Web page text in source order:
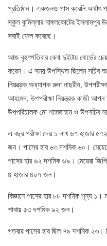
প্রতিষ্ঠান। একজনও পাস করেনি অর্থাৎ
স্কুল কুমিল্লার নাঙ্গলকোটের ইসলামপুর
সবাই ফেল করেছে।
আজ বৃহস্পতিবার বেলা দুইটায় বোর্ডের
করেন। এ সময় উপস্থিত ছিলেন সচিব
নিয়ন্ত্রক অধ্যাপক রুনা নাছরীন,
আহমেদ, উপপরীক্ষা নিয়ন্ত্রক কাজী আপন
উপপরিচালক মো শাহজাহান ও উপসচিব
এ বছর পরীক্ষা দেয় ১ লাখ ৬৭ হাজার
জন। পাসের হার ৬৩ দশমিক ৬০।
পাসের হার ৬২ দশমিক ৬৯। মেয়েরা
৪ হাজার ৪০৭ জন।
বিজ্ঞানে পাসের হার ৮৮ দশমিক শূন্য ১।
শাখায় ৫৩ দশমিক ৯২ জন।
গতবার পাসের হার ছিল ৭৯ দশমিক